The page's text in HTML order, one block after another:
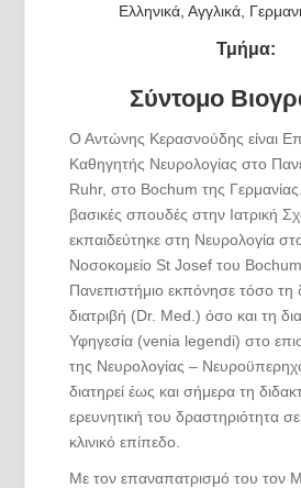
Ελληνικά, Αγγλικά,
Τμήμα:
Σύντομο
Ο Αντώνης Κερασνούδης είναι
Καθηγητής Νευρολογίας στο
Ruhr, στο Bochum της
βασικές σπουδές στην Ιατρική
εκπαιδεύτηκε στη Νευρολογία
Νοσοκομείο St Josef του
Πανεπιστήμιο εκπόνησε τόσο τη
διατριβή (Dr. Med.) όσο και τη
Υφηγεσία (venia legendi) στο
της Νευρολογίας –
διατηρεί έως και σήμερα τη
ερευνητική του δραστηριότητα σε
κλινικό επίπεδο.
Με τον επαναπατρισμό του τον